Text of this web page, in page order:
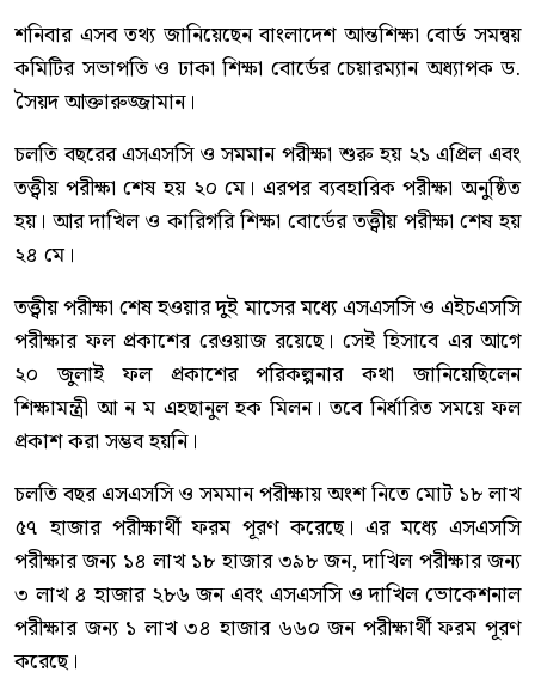
শনিবার এসব তথ্য জানিয়েছেন বাংলাদেশ আন্তশিক্ষা বোর্ড সমন্বয়
কমিটির সভাপতি ও ঢাকা শিক্ষা বোর্ডের চেয়ারম্যান অধ্যাপক ড.
সৈয়দ আক্তারুজ্জামান।
চলতি বছরের এসএসসি ও সমমান পরীক্ষা শুরু হয় ২১ এপ্রিল এবং
তত্ত্বীয় পরীক্ষা শেষ হয় ২০ মে। এরপর ব্যবহারিক পরীক্ষা অনুষ্ঠিত
হয়। আর দাখিল ও কারিগরি শিক্ষা বোর্ডের তত্ত্বীয় পরীক্ষা শেষ হয়
২৪ মে।
তত্ত্বীয় পরীক্ষা শেষ হওয়ার দুই মাসের মধ্যে এসএসসি ও এইচএসসি
পরীক্ষার ফল প্রকাশের রেওয়াজ রয়েছে। সেই হিসাবে এর আগে
২০ জুলাই ফল প্রকাশের পরিকল্পনার কথা জানিয়েছিলেন
শিক্ষামন্ত্রী আ ন ম এহছানুল হক মিলন। তবে নির্ধারিত সময়ে ফল
প্রকাশ করা সম্ভব হয়নি।
চলতি বছর এসএসসি ও সমমান পরীক্ষায় অংশ নিতে মোট ১৮ লাখ
৫৭ হাজার পরীক্ষার্থী ফরম পূরণ করেছে। এর মধ্যে এসএসসি
পরীক্ষার জন্য ১৪ লাখ ১৮ হাজার ৩৯৮ জন, দাখিল পরীক্ষার জন্য
৩ লাখ ৪ হাজার ২৮৬ জন এবং এসএসসি ও দাখিল ভোকেশনাল
পরীক্ষার জন্য ১ লাখ ৩৪ হাজার ৬৬০ জন পরীক্ষার্থী ফরম পূরণ
করেছে।